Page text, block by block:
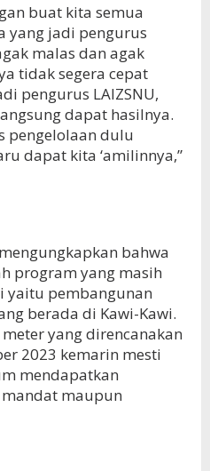
buat kita semua
yang jadi pengurus
malas dan agak
tidak segera cepat
pengurus LAIZSNU,
dapat hasilnya.
pengelolaan dulu
dapat kita ‘amilinnya,”
bahwa
program yang masih
yaitu pembangunan
berada di Kawi-Kawi.
yang direncanakan
2023 kemarin mesti
mendapatkan
maupun